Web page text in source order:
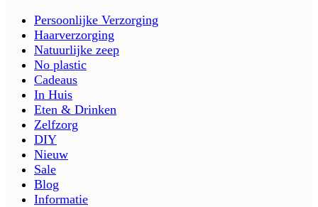
Persoonlijke Verzorging
Haarverzorging
Natuurlijke zeep
No plastic
Cadeaus
In Huis
Eten & Drinken
Zelfzorg
DIY
Nieuw
Sale
Blog
Informatie